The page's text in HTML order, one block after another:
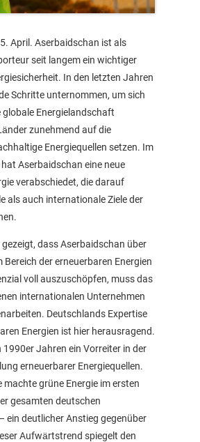
April. Aserbaidschan ist als
seit langem ein wichtiger
In den letzten Jahren
Schritte unternommen, um sich
Energielandschaft
zunehmend auf die
Energiequellen setzen. Im
Aserbaidschan eine neue
verabschiedet, die darauf
als auch internationale Ziele der
dass Aserbaidschan über
der erneuerbaren Energien
voll auszuschöpfen, muss das
internationalen Unternehmen
Deutschlands Expertise
Energien ist hier herausragend.
Jahren ein Vorreiter in der
erneuerbarer Energiequellen.
grüne Energie im ersten
gesamten deutschen
ein deutlicher Anstieg gegenüber
Aufwärtstrend spiegelt den